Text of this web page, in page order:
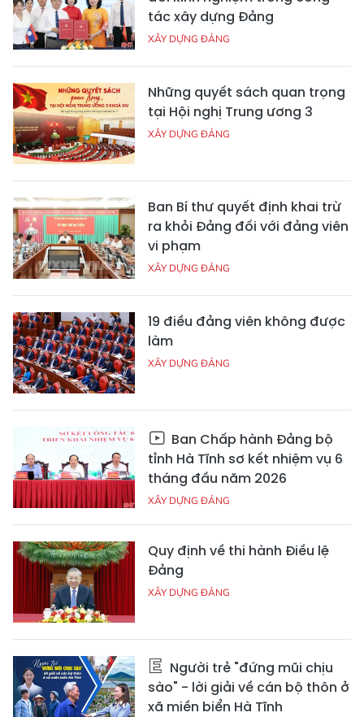
tác xây dựng Đảng
XÂY DỰNG ĐẢNG
Những quyết sách quan trọng
tại Hội nghị Trung ương 3
XÂY DỰNG ĐẢNG
Ban Bí thư quyết định khai trừ
ra khỏi Đảng đối với đảng viên
vi phạm
XÂY DỰNG ĐẢNG
19 điều đảng viên không được
làm
XÂY DỰNG ĐẢNG
Ban Chấp hành Đảng bộ
tỉnh Hà Tĩnh sơ kết nhiệm vụ 6
tháng đầu năm 2026
XÂY DỰNG ĐẢNG
Quy định về thi hành Điều lệ
Đảng
XÂY DỰNG ĐẢNG
Người trẻ "đứng mũi chịu
sào" - lời giải về cán bộ thôn ở
xã miền biển Hà Tĩnh